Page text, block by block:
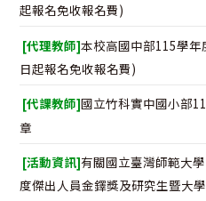
起報名免收報名費)
[代理教師]本校高國中部115學
日起報名免收報名費)
[代課教師]國立竹科實中國小部
章
[活動資訊]有關國立臺灣師範大
度傑出人員金鐸獎及研究生暨大